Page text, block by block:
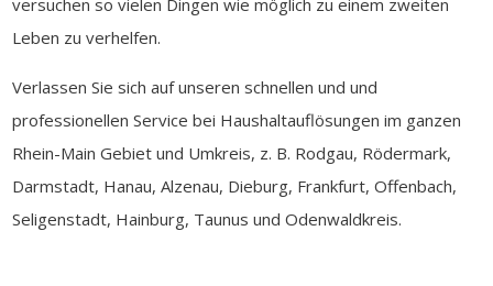
versuchen so vielen Dingen wie möglich zu einem zweiten
Leben zu verhelfen.
Verlassen Sie sich auf unseren schnellen und und
professionellen Service bei Haushaltauflösungen im ganzen
Rhein-Main Gebiet und Umkreis, z. B. Rodgau, Rödermark,
Darmstadt, Hanau, Alzenau, Dieburg, Frankfurt, Offenbach,
Seligenstadt, Hainburg, Taunus und Odenwaldkreis.